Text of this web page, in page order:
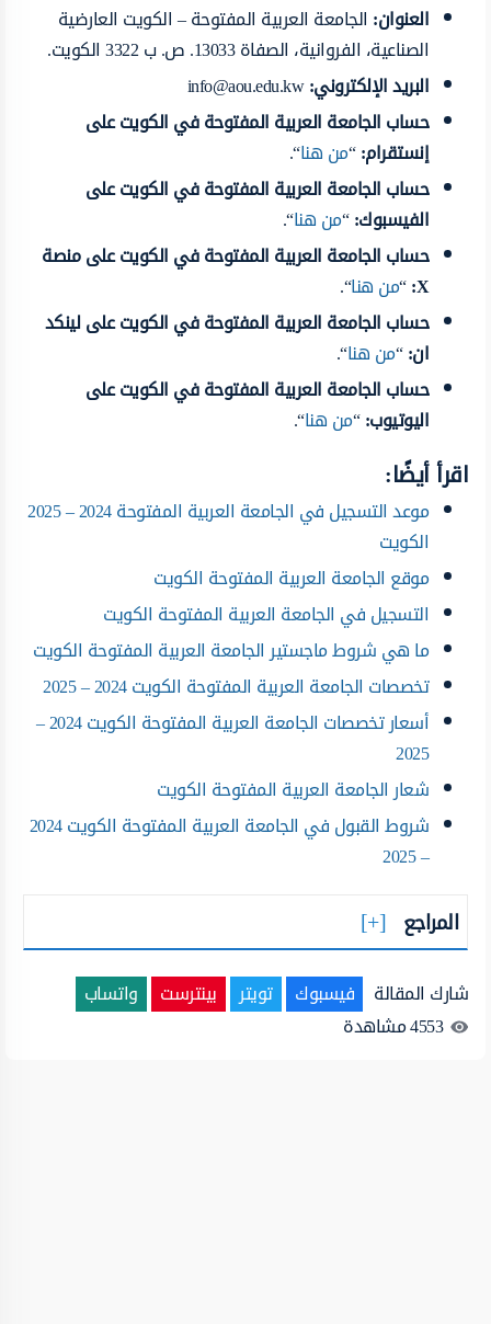
العنوان: الجامعة العربية المفتوحة – الكويت العارضية
الصناعية، الفروانية، الصفاة 13033. ص. ب 3322 الكويت.
البريد الإلكتروني:info@aou.edu.kw
حساب الجامعة العربية المفتوحة في الكويت على
إنستقرام:“من هنا“.
حساب الجامعة العربية المفتوحة في الكويت على
الفيسبوك:“من هنا“.
حساب الجامعة العربية المفتوحة في الكويت على منصة
X:
“من هنا“.
حساب الجامعة العربية المفتوحة في الكويت على لينكد
ان:“من هنا“.
حساب الجامعة العربية المفتوحة في الكويت على
اليوتيوب:“من هنا“.
اقرأ أيضًا:
موعد التسجيل في الجامعة العربية المفتوحة 2024 – 2025
الكويت
موقع الجامعة العربية المفتوحة الكويت
التسجيل في الجامعة العربية المفتوحة الكويت
ما هي شروط ماجستير الجامعة العربية المفتوحة الكويت
تخصصات الجامعة العربية المفتوحة الكويت 2024 – 2025
أسعار تخصصات الجامعة العربية المفتوحة الكويت 2024 –
2025
شعار الجامعة العربية المفتوحة الكويت
شروط القبول في الجامعة العربية المفتوحة الكويت 2024
– 2025
المراجع
شارك المقالة فيسبوك تويتر بينترست
واتساب
4553مشاهدة